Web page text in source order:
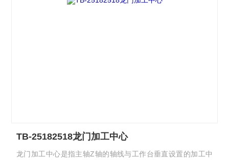
TB-25182518龙门加工中心
龙门加工中心是指主轴Z轴的轴线与工作台垂直设置的加工中